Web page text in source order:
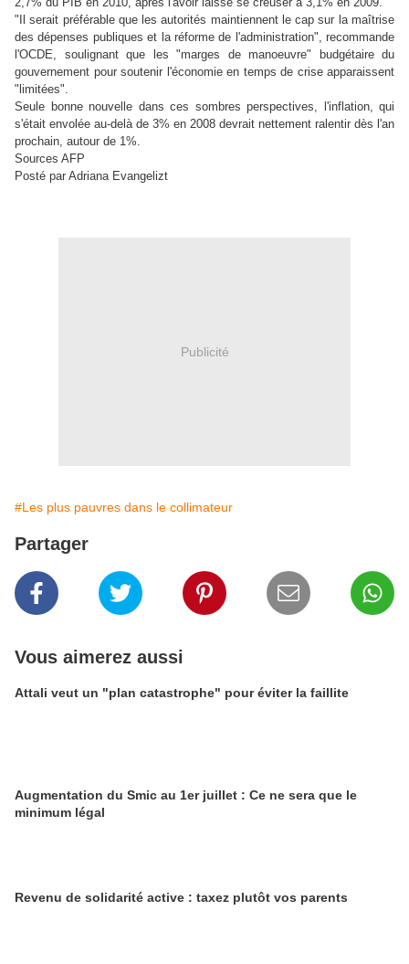
"Il serait préférable que les autorités maintiennent le cap sur la maîtrise
des dépenses publiques et la réforme de l'administration", recommande
l'OCDE, soulignant que les "marges de manoeuvre" budgétaire du
gouvernement pour soutenir l'économie en temps de crise apparaissent
"limitées".
Seule bonne nouvelle dans ces sombres perspectives, l'inflation, qui
s'était envolée au-delà de 3% en 2008 devrait nettement ralentir dès l'an
prochain, autour de 1%.
Sources AFP
Posté par Adriana Evangelizt
Publicité
#Les plus pauvres dans le collimateur
Partager
Vous aimerez aussi
Attali veut un "plan catastrophe" pour éviter la faillite
Augmentation du Smic au 1er juillet : Ce ne sera que le
minimum légal
Revenu de solidarité active : taxez plutôt vos parents